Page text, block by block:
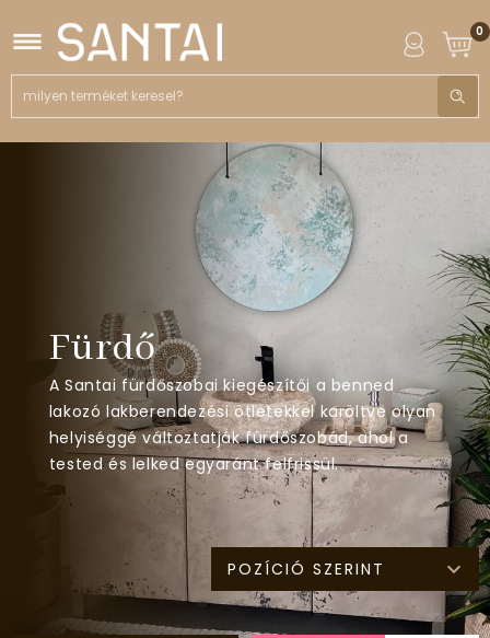
0
Fürdő
A Santai fürdőszobai kiegészítői a benned
lakozó lakberendezési ötletekkel karöltve olyan
helyiséggé változtatják fürdőszobád, ahol a
tested és lelked egyaránt felfrissül.
POZÍCIÓ SZERINT